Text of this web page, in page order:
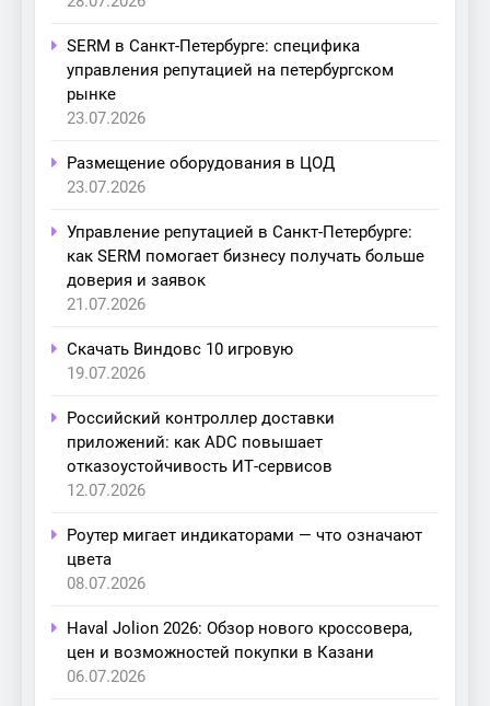
SERM в Санкт-Петербурге: специфика
управления репутацией на петербургском
рынке
23.07.2026
Размещение оборудования в ЦОД
23.07.2026
Управление репутацией в Санкт-Петербурге:
как SERM помогает бизнесу получать больше
доверия и заявок
21.07.2026
Скачать Виндовс 10 игровую
19.07.2026
Российский контроллер доставки
приложений: как ADC повышает
отказоустойчивость ИТ-сервисов
12.07.2026
Роутер мигает индикаторами — что означают
цвета
08.07.2026
Haval Jolion 2026: Обзор нового кроссовера,
цен и возможностей покупки в Казани
06.07.2026